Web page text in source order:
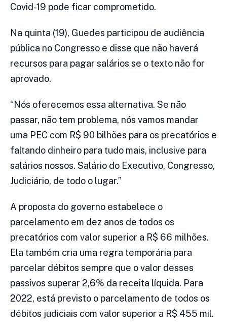
Covid-19 pode ficar comprometido.
Na quinta (19), Guedes participou de audiência
pública no Congresso e disse que não haverá
recursos para pagar salários se o texto não for
aprovado.
“Nós oferecemos essa alternativa. Se não
passar, não tem problema, nós vamos mandar
uma PEC com R$ 90 bilhões para os precatórios e
faltando dinheiro para tudo mais, inclusive para
salários nossos. Salário do Executivo, Congresso,
Judiciário, de todo o lugar.”
A proposta do governo estabelece o
parcelamento em dez anos de todos os
precatórios com valor superior a R$ 66 milhões.
Ela também cria uma regra temporária para
parcelar débitos sempre que o valor desses
passivos superar 2,6% da receita líquida. Para
2022, está previsto o parcelamento de todos os
débitos judiciais com valor superior a R$ 455 mil.